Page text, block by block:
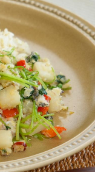
味酢
ん酢
用調味料